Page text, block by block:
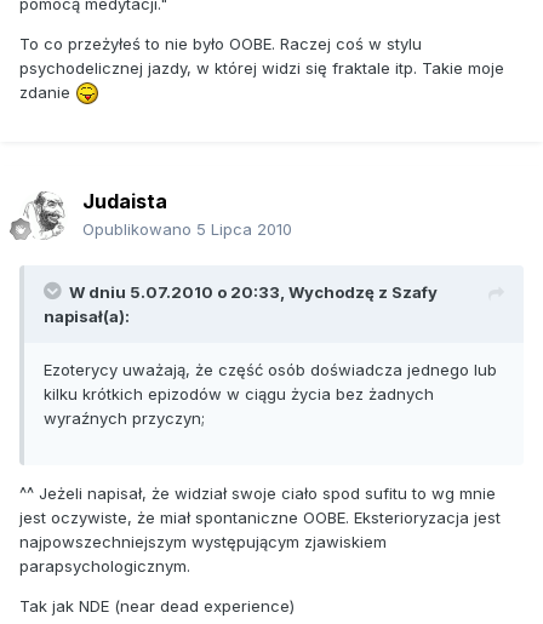
To co przeżyłeś to nie było OOBE. Raczej coś w stylu
psychodelicznej jazdy, w której widzi się fraktale itp. Takie moje
zdanie
Judaista
Opublikowano 5 Lipca 2010
W dniu 5.07.2010 o 20:33, Wychodzę z Szafy
napisał(a):
Ezoterycy uważają, że część osób doświadcza jednego lub
kilku krótkich epizodów w ciągu życia bez żadnych
wyraźnych przyczyn;
^^ Jeżeli napisał, że widział swoje ciało spod sufitu to wg mnie
jest oczywiste, że miał spontaniczne OOBE. Eksterioryzacja jest
najpowszechniejszym występującym zjawiskiem
parapsychologicznym.
Tak jak NDE (near dead experience)